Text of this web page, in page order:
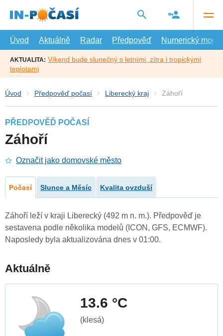
hlavní
Úvod
Aktuálně Radar Předpověď Numerický model
AKTUALITA: Víkend bude slunečný s letními, zítra i tropickými
teplotami
Úvod Předpověď počasí Liberecký kraj Záhoří
PŘEDPOVĚĎ POČASÍ
Záhoří
Označit jako domovské město
Počasí Slunce a Měsíc Kvalita ovzduší
Záhoří leží v kraji Liberecký (492 m n. m.). Předpověď je
sestavena podle několika modelů (ICON, GFS, ECMWF).
Naposledy byla aktualizována dnes v 01:00.
Aktuálně
13.6 °C
(klesá)